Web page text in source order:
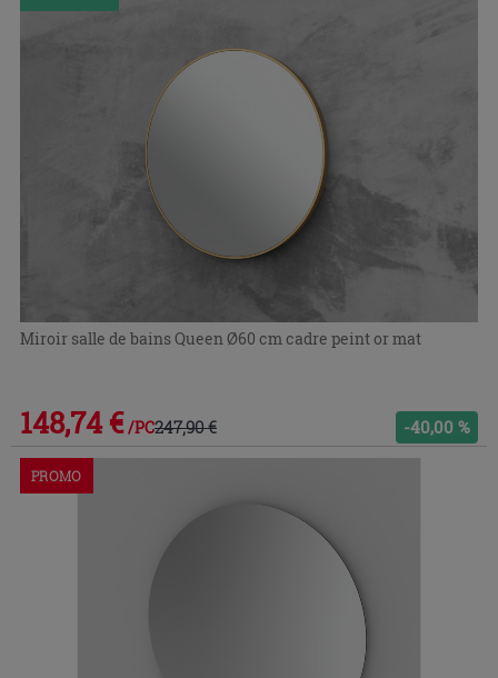
Miroir salle de bains Queen Ø60 cm cadre peint or mat
148,74 € /PC247,90 € -40,00 %
PROMO